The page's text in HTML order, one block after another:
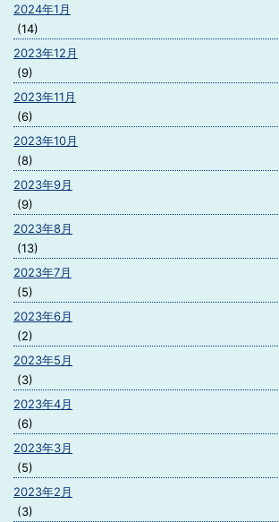
2024年1月
(14)
2023年12月
(9)
2023年11月
(6)
2023年10月
(8)
2023年9月
(9)
2023年8月
(13)
2023年7月
(5)
2023年6月
(2)
2023年5月
(3)
2023年4月
(6)
2023年3月
(5)
2023年2月
(3)